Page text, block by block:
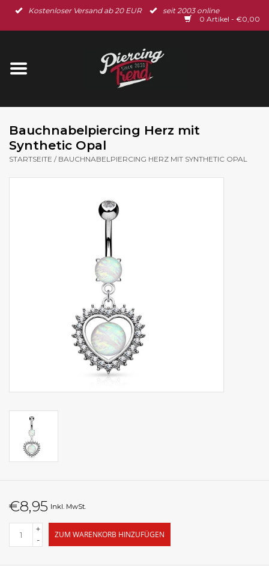
Kostenloser Versand ab 20 EUR
seit 2003 online
0 Artikel - €0,00
Startseite
Ohrschmuck
Bauchnabelpiercing Herz mit
Synthetic Opal
STARTSEITE / BAUCHNABELPIERCING HERZ MIT SYNTHETIC OPAL
€8,95 Inkl. MwSt.
+
-
ZUM WARENKORB HINZUFÜGEN